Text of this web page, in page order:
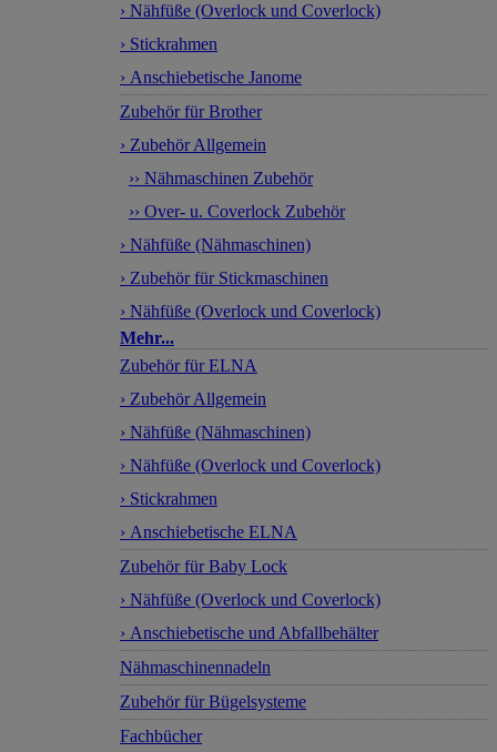
› Nähfüße (Overlock und Coverlock)
› Stickrahmen
› Anschiebetische Janome
Zubehör für Brother
› Zubehör Allgemein
›› Nähmaschinen Zubehör
›› Over- u. Coverlock Zubehör
› Nähfüße (Nähmaschinen)
› Zubehör für Stickmaschinen
› Nähfüße (Overlock und Coverlock)
Mehr...
Zubehör für ELNA
› Zubehör Allgemein
› Nähfüße (Nähmaschinen)
› Nähfüße (Overlock und Coverlock)
› Stickrahmen
› Anschiebetische ELNA
Zubehör für Baby Lock
› Nähfüße (Overlock und Coverlock)
› Anschiebetische und Abfallbehälter
Nähmaschinennadeln
Zubehör für Bügelsysteme
Fachbücher